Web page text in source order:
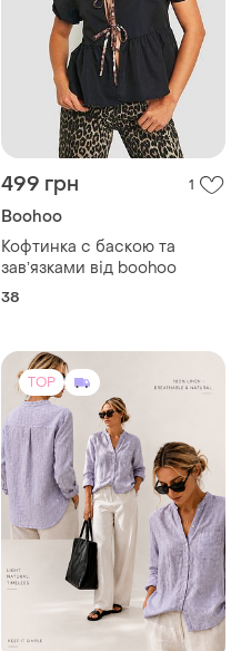
499 грн 1
Boohoo
Кофтинка с баскою та
завʼязками від boohoo
38
TOP